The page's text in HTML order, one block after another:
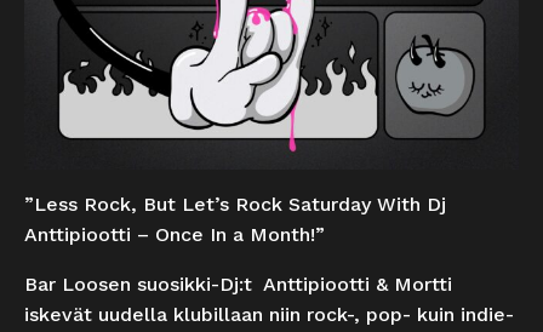
”Less Rock, But Let’s Rock Saturday With Dj
Anttipiootti – Once In a Month!”
Bar Loosen suosikki-Dj:t Anttipiootti & Mortti
iskevät uudella klubillaan niin rock-, pop- kuin indie-